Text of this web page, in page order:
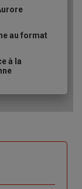
au format
à la